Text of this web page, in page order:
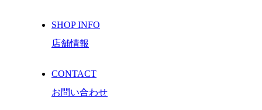
SHOP INFO
店舗情報
CONTACT
お問い合わせ